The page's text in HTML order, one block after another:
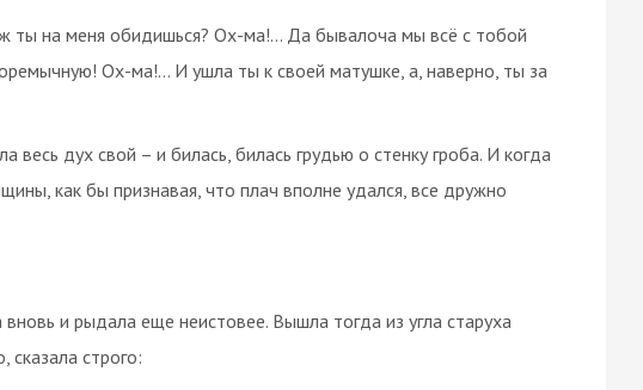
ты на меня обидишься? Ох-ма!… Да бывалоча мы всё с тобой
Ох-ма!… И ушла ты к своей матушке, а, наверно, ты за
весь дух свой – и билась, билась грудью о стенку гроба. И когда
как бы признавая, что плач вполне удался, все дружно
и рыдала еще неистовее. Вышла тогда из угла старуха
сказала строго: